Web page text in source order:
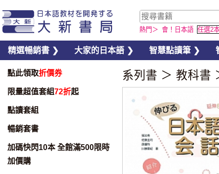
熱門＞ 會！日本語 任選2
精選暢銷書 ❯ 大家的日本語 ❯ 智慧點讀筆 ❯
點此領取折價券
限量超值套組72折起
點讀套組
暢銷套書
加碼快閃10本 全館滿500限時
加價購
系列書 ＞ 教科書